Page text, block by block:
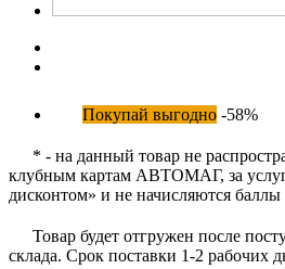
Покупай выгодно -58%
* - на данный товар не
клубным картам АВТОМАГ, за
дисконтом» и не начисляются
Товар будет отгружен после
склада. Срок поставки 1-2 рабочих